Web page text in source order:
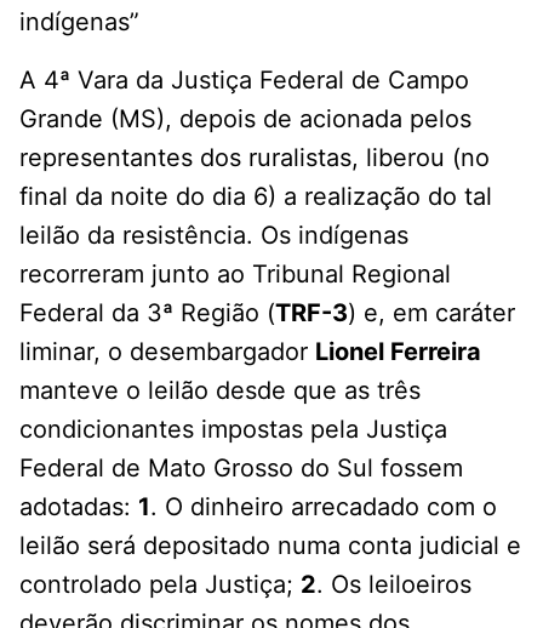
indígenas”
A 4ª Vara da Justiça Federal de Campo
Grande (MS), depois de acionada pelos
representantes dos ruralistas, liberou (no
final da noite do dia 6) a realização do tal
leilão da resistência. Os indígenas
recorreram junto ao Tribunal Regional
Federal da 3ª Região (TRF-3) e, em caráter
liminar, o desembargador Lionel Ferreira
manteve o leilão desde que as três
condicionantes impostas pela Justiça
Federal de Mato Grosso do Sul fossem
adotadas: 1. O dinheiro arrecadado com o
leilão será depositado numa conta judicial e
controlado pela Justiça; 2. Os leiloeiros